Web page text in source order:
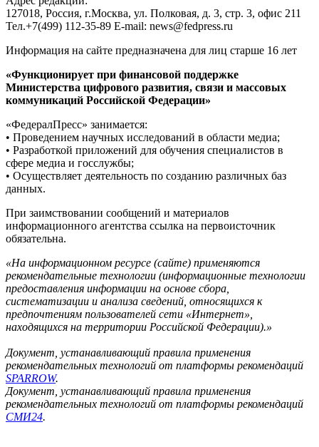
127018, Россия, г.Москва, ул. Полковая, д. 3, стр. 3, офис 211
Тел.+7(499) 112-35-89 E-mail: news@fedpress.ru
Информация на сайте предназначена для лиц старше 16 лет
«Функционирует при финансовой поддержке
Министерства цифрового развития, связи и массовых
коммуникаций Российской Федерации»
«ФедералПресс» занимается:
• Проведением научных исследований в области медиа;
• Разработкой приложений для обучения специалистов в
сфере медиа и госслужбы;
• Осуществляет деятельность по созданию различных баз
данных.
При заимствовании сообщений и материалов
информационного агентства ссылка на первоисточник
обязательна.
«На информационном ресурсе (сайте) применяются
рекомендательные технологии (информационные технологии
предоставления информации на основе сбора,
систематизации и анализа сведений, относящихся к
предпочтениям пользователей сети «Интернет»,
находящихся на территории Российской Федерации).»
Документ, устанавливающий правила применения
рекомендательных технологий от платформы рекомендаций
SPARROW.
Документ, устанавливающий правила применения
рекомендательных технологий от платформы рекомендаций
СМИ24.